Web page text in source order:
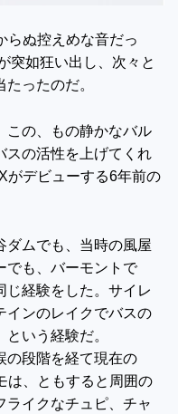
らぬ控えめな音だっ
突如狂い出し、次々と
ったのだ。
この、もの静かなバル
スの活性を上げてくれ
がデビューする6年前の
ダムでも、当時の風屋
でも、バーモントで
じ経験をした。サイレ
インのレイクでバスの
いう経験だ。
の段階を経て現在の
は、ともすると周囲の
ライクなチュピ、チャ